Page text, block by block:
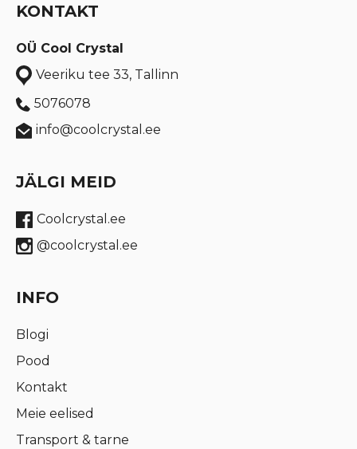
KONTAKT
OÜ Cool Crystal
Veeriku tee 33, Tallinn
5076078
info@coolcrystal.ee
JÄLGI MEID
Coolcrystal.ee
@coolcrystal.ee
INFO
Blogi
Pood
Kontakt
Meie eelised
Transport & tarne